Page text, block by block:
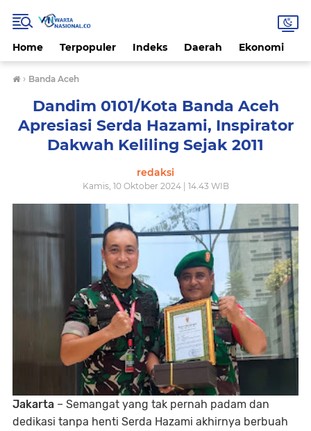
Home Terpopuler Indeks Daerah Ekonomi
› Banda Aceh
Dandim 0101/Kota Banda Aceh
Apresiasi Serda Hazami, Inspirator
Dakwah Keliling Sejak 2011
redaksi
Kamis, 10 Oktober 2024 | 14.43 WIB
Jakarta – Semangat yang tak pernah padam dan
dedikasi tanpa henti Serda Hazami akhirnya berbuah